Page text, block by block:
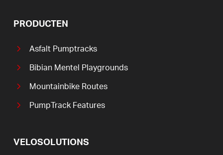
PRODUCTEN
Asfalt Pumptracks
Bibian Mentel Playgrounds
Mountainbike Routes
PumpTrack Features
VELOSOLUTIONS